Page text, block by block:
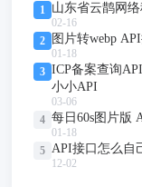
1 山东省云鹊网
02-16
2
图片转webp
01-18
3 ICP备案查询
小小API
03-06
4 每日60s图片版
01-18
5 API接口怎么自
12-02